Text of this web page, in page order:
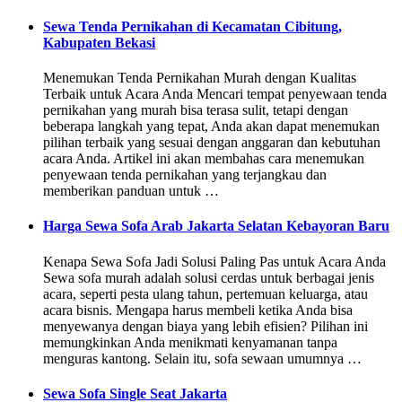
Sewa Tenda Pernikahan di Kecamatan Cibitung,
Kabupaten Bekasi
Menemukan Tenda Pernikahan Murah dengan Kualitas
Terbaik untuk Acara Anda Mencari tempat penyewaan tenda
pernikahan yang murah bisa terasa sulit, tetapi dengan
beberapa langkah yang tepat, Anda akan dapat menemukan
pilihan terbaik yang sesuai dengan anggaran dan kebutuhan
acara Anda. Artikel ini akan membahas cara menemukan
penyewaan tenda pernikahan yang terjangkau dan
memberikan panduan untuk …
Harga Sewa Sofa Arab Jakarta Selatan Kebayoran Baru
Kenapa Sewa Sofa Jadi Solusi Paling Pas untuk Acara Anda
Sewa sofa murah adalah solusi cerdas untuk berbagai jenis
acara, seperti pesta ulang tahun, pertemuan keluarga, atau
acara bisnis. Mengapa harus membeli ketika Anda bisa
menyewanya dengan biaya yang lebih efisien? Pilihan ini
memungkinkan Anda menikmati kenyamanan tanpa
menguras kantong. Selain itu, sofa sewaan umumnya …
Sewa Sofa Single Seat Jakarta